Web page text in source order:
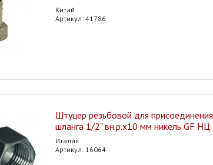
Китай
Артикул: 41786
Штуцер резьбовой для присоединения
шланга 1/2" вн.р.х10 мм никель GF НЦ
Италия
Артикул: 16064